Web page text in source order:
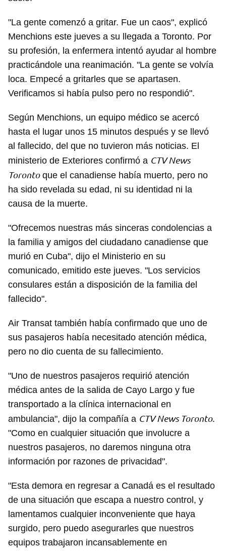
"La gente comenzó a gritar. Fue un caos", explicó
Menchions este jueves a su llegada a Toronto. Por
su profesión, la enfermera intentó ayudar al hombre
practicándole una reanimación. "La gente se volvía
loca. Empecé a gritarles que se apartasen.
Verificamos si había pulso pero no respondió".
Según Menchions, un equipo médico se acercó
hasta el lugar unos 15 minutos después y se llevó
al fallecido, del que no tuvieron más noticias. El
ministerio de Exteriores confirmó a CTV News
Torontoque el canadiense había muerto, pero no
ha sido revelada su edad, ni su identidad ni la
causa de la muerte.
"Ofrecemos nuestras más sinceras condolencias a
la familia y amigos del ciudadano canadiense que
murió en Cuba", dijo el Ministerio en su
comunicado, emitido este jueves. "Los servicios
consulares están a disposición de la familia del
fallecido".
Air Transat también había confirmado que uno de
sus pasajeros había necesitado atención médica,
pero no dio cuenta de su fallecimiento.
"Uno de nuestros pasajeros requirió atención
médica antes de la salida de Cayo Largo y fue
transportado a la clínica internacional en
ambulancia", dijo la compañía a CTV News Toronto.
"Como en cualquier situación que involucre a
nuestros pasajeros, no daremos ninguna otra
información por razones de privacidad".
"Esta demora en regresar a Canadá es el resultado
de una situación que escapa a nuestro control, y
lamentamos cualquier inconveniente que haya
surgido, pero puedo asegurarles que nuestros
equipos trabajaron incansablemente en